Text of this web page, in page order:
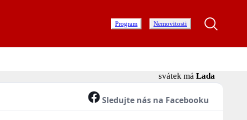
Program Nemovitosti
svátek má Lada
Sledujte nás na Facebooku